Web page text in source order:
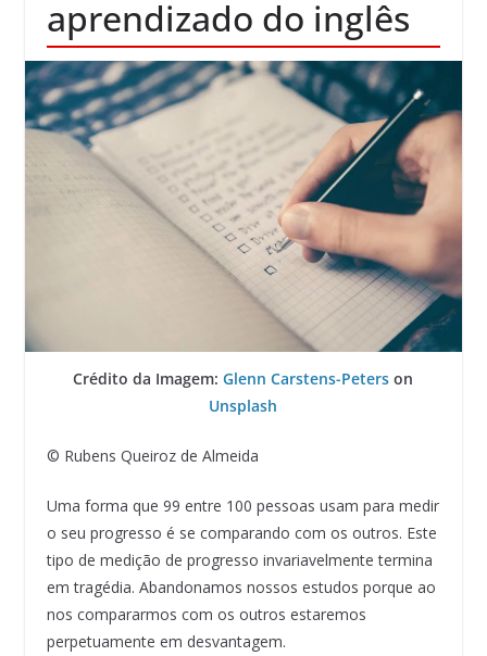
aprendizado do inglês
Crédito da Imagem:Glenn Carstens-Peters on
Unsplash
© Rubens Queiroz de Almeida
Uma forma que 99 entre 100 pessoas usam para medir
o seu progresso é se comparando com os outros. Este
tipo de medição de progresso invariavelmente termina
em tragédia. Abandonamos nossos estudos porque ao
nos compararmos com os outros estaremos
perpetuamente em desvantagem.